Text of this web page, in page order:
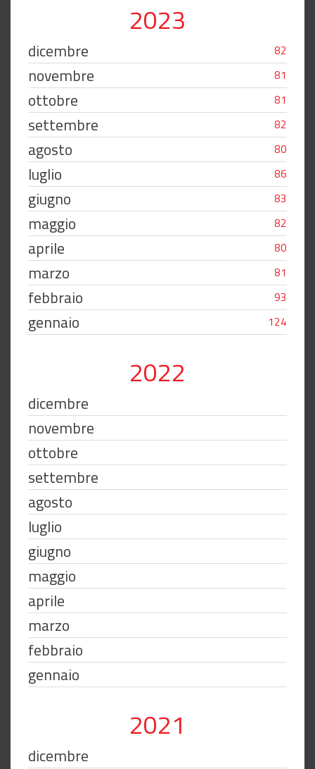
2023
dicembre 82
novembre 81
ottobre 81
settembre 82
agosto 80
luglio 86
giugno 83
maggio 82
aprile 80
marzo 81
febbraio 93
gennaio 124
2022
dicembre
novembre
ottobre
settembre
agosto
luglio
giugno
maggio
aprile
marzo
febbraio
gennaio
2021
dicembre